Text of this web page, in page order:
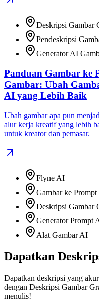
Deskripsi Gambar
Pendeskripsi
Generator AI
Panduan Gambar ke
Gambar: Ubah
AI yang Lebih Baik
Ubah gambar apa pun
alur kerja kreatif yang lebih
untuk kreator dan pemasar.
Flyne AI
Gambar ke Prompt
Deskripsi Gambar
Generator Prompt
Alat Gambar AI
Dapatkan
Dapatkan deskripsi yang
dengan Deskripsi Gambar
menulis!